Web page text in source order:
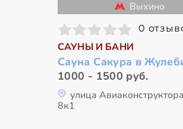
Выхино
0
САУНЫ И БАНИ
Сауна Сакура в
1000 - 1500 руб.
улица
8к1